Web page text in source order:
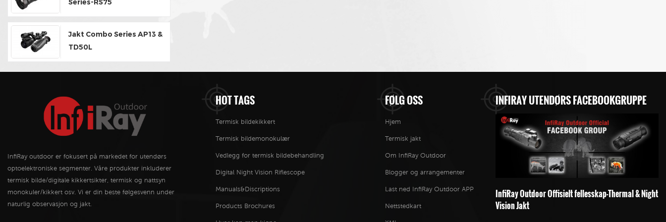
Series-RS75
Jakt Combo Series AP13 &
TD50L
InfiRay outdoor er fokusert på markedet for utendørs
optoelektroniske segmenter. Våre produkter inkluderer
termisk bilde/digitale kikkertsikter, termisk og nattsyn
monokuler/kikkert osv. Vi er din beste følgesvenn under
naturlig observasjon og jakt.
HOT TAGS
Termisk bildekikkert
Termisk bildemonokulær
Vedlegg for termisk bildebehandling
Digital Night Vision Riflescope
Manuals&Discriptions
Products Brochures
FØLG OSS
Hjem
Termisk jakt
Om InfiRay Outdoor
Blogger og arrangementer
Last ned InfiRay Outdoor APP
Nettstedkart
INFIRAY UTENDØRS FACEBOOKGRUPPE
InfiRay Outdoor Offisielt fellesskap-Thermal & Night
Vision Jakt